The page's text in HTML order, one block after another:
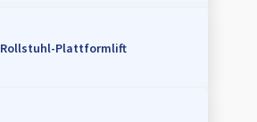
Rollstuhl-Plattformlift